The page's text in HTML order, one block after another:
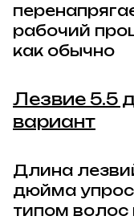
рабочий
как обычно
Лезвие 5.5
вариант
Длина
дюйма
типом волос